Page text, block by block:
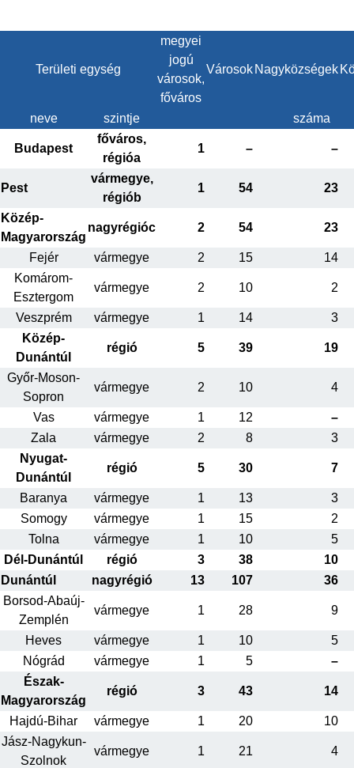
Területi egység
megyei
jogú
városok,
főváros
Városok Nagyközségek
neve szintje száma
Budapest
főváros,
régióa
1 – –
Pest
vármegye,
régiób
1 54 23
Közép-
Magyarország
nagyrégióc 2 54 23
Fejér vármegye 2 15
14
Komárom-
Esztergom
vármegye 2 10 2
Veszprém vármegye 1 14
3
Közép-
Dunántúl
régió 5 39 19
Győr-Moson-
Sopron
vármegye 2 10 4
Vas vármegye 1 12
–
Zala
vármegye 2 8
3
Nyugat-
Dunántúl
régió 5 30 7
Baranya vármegye 1 13
3
Somogy
vármegye 1 15
2
Tolna
vármegye 1 10
5
Dél-Dunántúl
régió 3 38
10
Dunántúl
nagyrégió 13 107
36
Borsod-Abaúj-
Zemplén
vármegye 1 28 9
Heves vármegye 1 10
5
Nógrád
vármegye 1 5
–
Észak-
Magyarország
régió 3 43 14
Hajdú-Bihar vármegye 1 20
10
Jász-Nagykun-
Szolnok
vármegye 1 21 4